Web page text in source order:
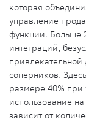
которая
управление
функции. Больше
интеграций,
привлекательной
соперников.
размере 40% при
использование
зависит от